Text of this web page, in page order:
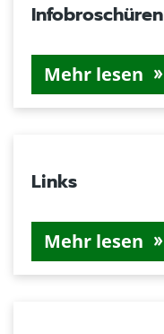
Infobroschüren
Mehr lesen
Links
Mehr lesen